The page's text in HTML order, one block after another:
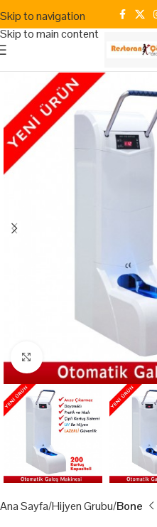
Skip to navigation
Skip to main content
Ana Sayfa Hijyen Grubu Bone